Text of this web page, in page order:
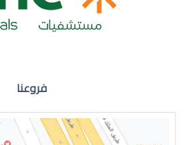
فروعنا